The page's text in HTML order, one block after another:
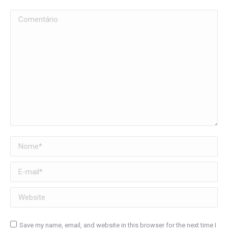
Comentário
Nome *
E-mail *
Website
Save my name, email, and website in this browser for the next time I